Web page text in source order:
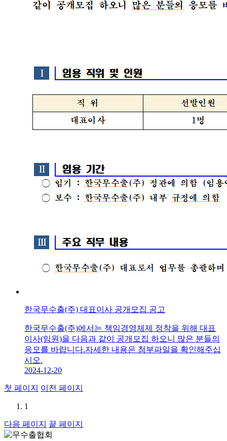
한국무수출(주) 대표이사 공개모집 공고
한국무수출(주)에서는 책임경영체제 정착을 위해 대표
이사(임원)을 다음과 같이 공개모집 하오니 많은 분들의
응모를 바랍니다.자세한 내용은 첨부파일을 확인해주십
시오.
2024-12-20
첫 페이지 이전 페이지
1
다음 페이지 끝 페이지